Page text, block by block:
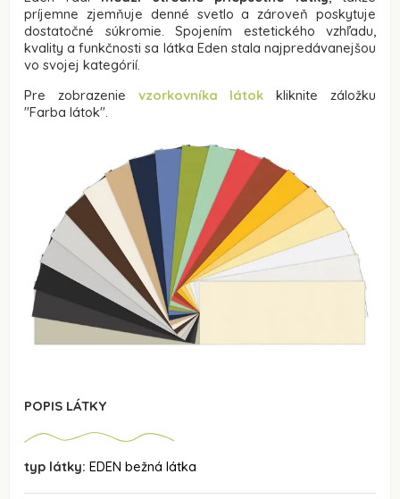
príjemne zjemňuje denné svetlo a zároveň poskytuje
dostatočné súkromie. Spojením estetického vzhľadu,
kvality a funkčnosti sa látka Eden stala najpredávanejšou
vo svojej kategórií.
Pre zobrazenie vzorkovníka látok kliknite záložku
"Farba látok".
POPIS LÁTKY
typ látky: EDEN bežná látka